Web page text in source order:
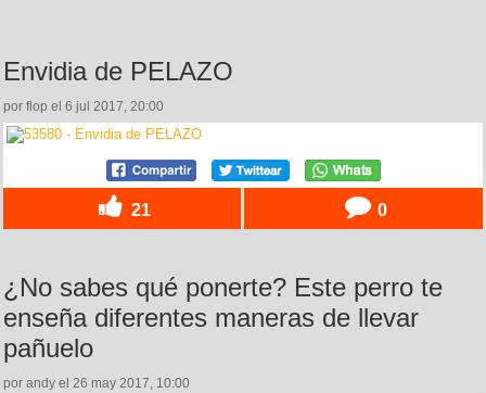
Envidia de PELAZO
por flop el 6 jul 2017, 20:00
21 0
¿No sabes qué ponerte? Este perro te
enseña diferentes maneras de llevar
pañuelo
por andy el 26 may 2017, 10:00